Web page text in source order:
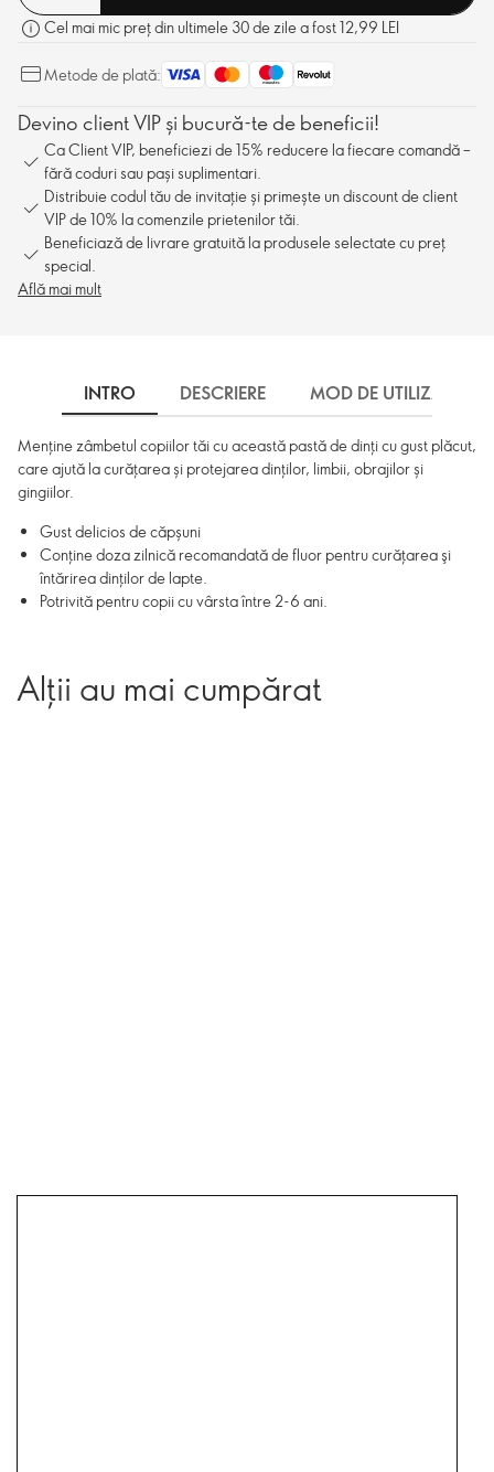
Cel mai mic preț din ultimele 30 de zile a fost 12,99 LEI
Metode de plată:
Devino client VIP și bucură-te de beneficii!
Ca Client VIP, beneficiezi de 15% reducere la fiecare comandă –
fără coduri sau pași suplimentari.
Distribuie codul tău de invitație și primește un discount de client
VIP de 10% la comenzile prietenilor tăi.
Beneficiază de livrare gratuită la produsele selectate cu preț
special.
Află mai mult
INTRO DESCRIERE MOD DE UTILIZARE
Menține zâmbetul copiilor tăi cu această pastă de dinți cu gust plăcut,
care ajută la curățarea și protejarea dinților, limbii, obrajilor și
gingiilor.
Gust delicios de căpșuni
Conţine doza zilnică recomandată de fluor pentru curăţarea şi
întărirea dinţilor de lapte.
Potrivită pentru copii cu vârsta între 2-6 ani.
Alții au mai cumpărat